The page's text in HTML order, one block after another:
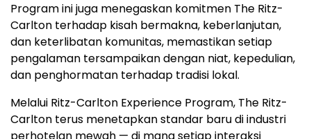
Program ini juga menegaskan komitmen The Ritz-
Carlton terhadap kisah bermakna, keberlanjutan,
dan keterlibatan komunitas, memastikan setiap
pengalaman tersampaikan dengan niat, kepedulian,
dan penghormatan terhadap tradisi lokal.
Melalui Ritz-Carlton Experience Program, The Ritz-
Carlton terus menetapkan standar baru di industri